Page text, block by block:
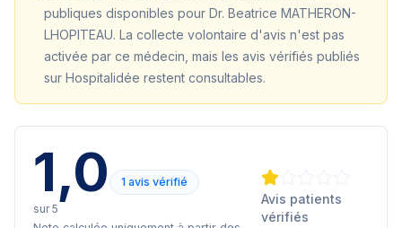
publiques disponibles pour Dr. Beatrice MATHERON-
LHOPITEAU. La collecte volontaire d'avis n'est pas
activée par ce médecin, mais les avis vérifiés publiés
sur Hospitalidée restent consultables.
1,0
1 avis vérifié
sur 5
Avis patients
vérifiés